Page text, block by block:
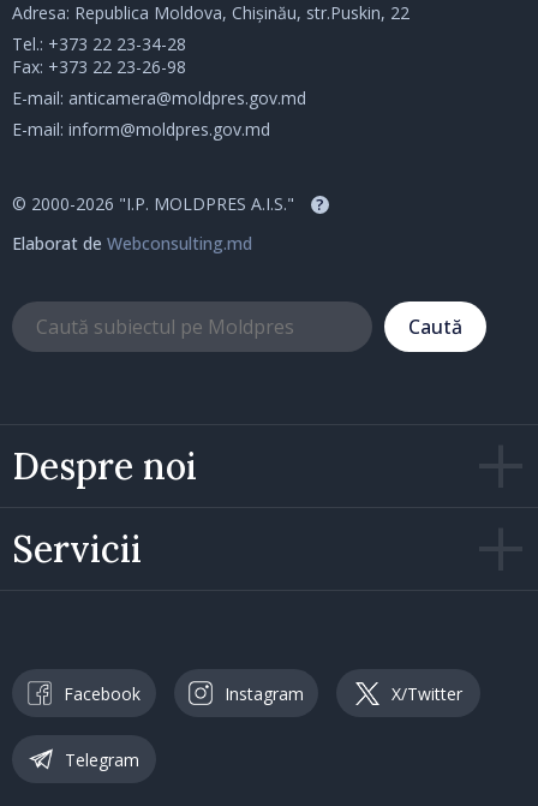
Despre noi
Servicii
Adresa: Republica Moldova, Chișinău, str.Puskin, 22
Tel.: +373 22 23-34-28
Fax: +373 22 23-26-98
E-mail: anticamera@moldpres.gov.md
E-mail: inform@moldpres.gov.md
© 2000-2026 "I.P. MOLDPRES A.I.S." ?
Elaborat de Webconsulting.md
Caută
Facebook Instagram X/Twitter
Telegram